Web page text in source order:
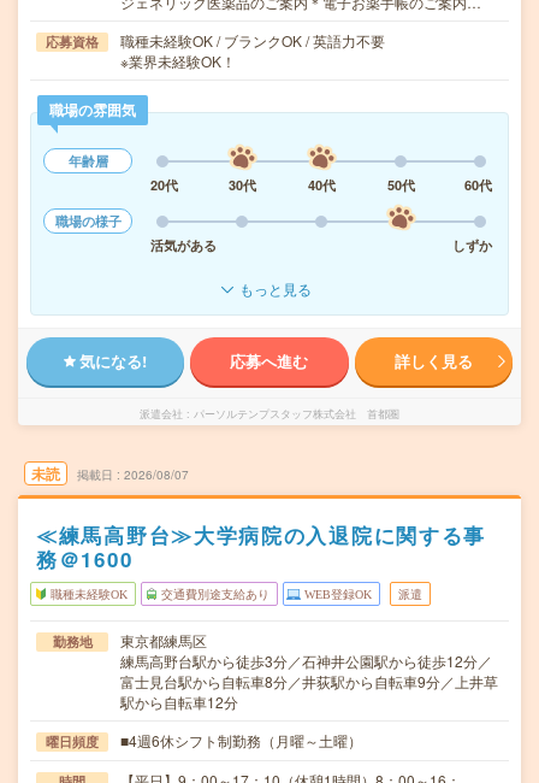
応募資格
職種未経験OK / ブランクOK / 英語力不要
※業界未経験OK！
職場の雰囲気
年齢層
20代
30代 40代 50代
60代
職場の様子
活気がある
しずか
もっと見る
気になる! 応募へ進む 詳しく見る
派遣会社 パーソルテンプスタッフ株式会社 首都圏
未読 掲載日 2026/08/07
≪練馬高野台≫大学病院の入退院に関する事
務＠1600
職種未経験OK 交通費別途支給あり WEB登録OK 派遣
勤務地
東京都練馬区
練馬高野台駅から徒歩3分／石神井公園駅から徒歩12分／
富士見台駅から自転車8分／井荻駅から自転車9分／上井草
駅から自転車12分
曜日頻度 ■4週6休シフト制勤務（月曜～土曜）